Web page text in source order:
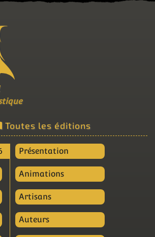
Toutes les éditions
Présentation
Animations
Artisans
Auteurs